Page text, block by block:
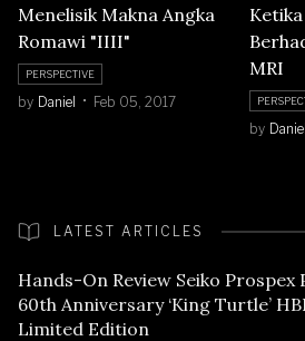
Menelisik Makna Angka
Romawi "IIII"
PERSPECTIVE
by Daniel Feb 05, 2017
MRI
by Daniel
LATEST ARTICLES
Hands-On Review Seiko Prospex
60th Anniversary ‘King Turtle’
Limited Edition